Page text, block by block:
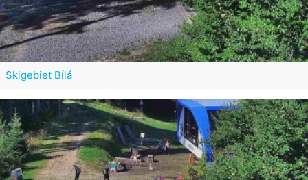
Skigebiet Bílá